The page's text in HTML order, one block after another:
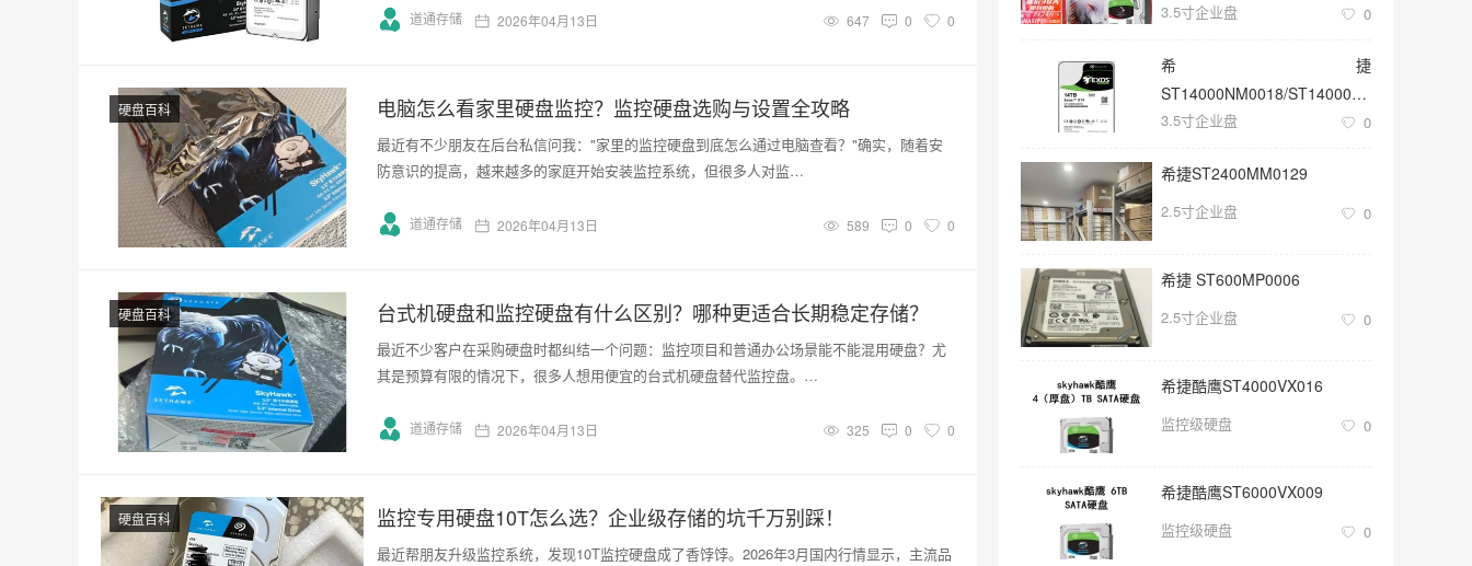
道通存储 2026年04月13日 647 0 0
硬盘百科 电脑怎么看家里硬盘监控？监控硬盘选购与设置全攻略
最近有不少朋友在后台私信问我："家里的监控硬盘到底怎么通过电脑查看？"确实，随着安
防意识的提高，越来越多的家庭开始安装监控系统，但很多人对监…
道通存储 2026年04月13日 589 0 0
硬盘百科 台式机硬盘和监控硬盘有什么区别？哪种更适合长期稳定存储？
最近不少客户在采购硬盘时都纠结一个问题：监控项目和普通办公场景能不能混用硬盘？尤
其是预算有限的情况下，很多人想用便宜的台式机硬盘替代监控盘。…
道通存储 2026年04月13日 325 0 0
硬盘百科 监控专用硬盘10T怎么选？企业级存储的坑千万别踩！
最近帮朋友升级监控系统，发现10T监控硬盘成了香饽饽。2026年3月国内行情显示，主流品
3.5寸企业盘 0
希捷
ST14000NM0018/ST14000NM001G
3.5寸SATA 14TB硬盘
3.5寸企业盘 0
希捷ST2400MM0129
2.5寸企业盘 0
希捷 ST600MP0006
2.5寸企业盘 0
希捷酷鹰ST4000VX016
监控级硬盘 0
希捷酷鹰ST6000VX009
监控级硬盘 0